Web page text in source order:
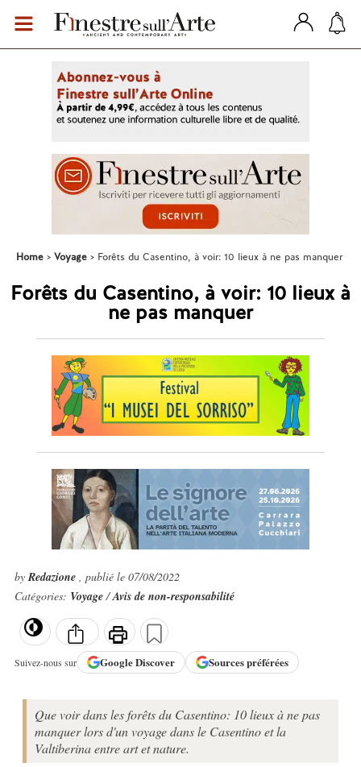
Home Voyage Forêts du Casentino, à voir: 10 lieux à ne pas manquer
Forêts du Casentino, à voir: 10 lieux à
ne pas manquer
byRedazione , publié le 07/08/2022
Catégories: Voyage/Avis de non-responsabilité
Suivez-nous sur GoogleDiscover Sources préférées
Que voir dans les forêts du Casentino: 10 lieux à ne pas
manquer lors d'un voyage dans le Casentino et la
Valtiberina entre art et nature.